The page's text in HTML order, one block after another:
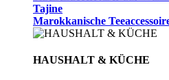
Tajine
Marokkanische
HAUSHALT & KÜCHE